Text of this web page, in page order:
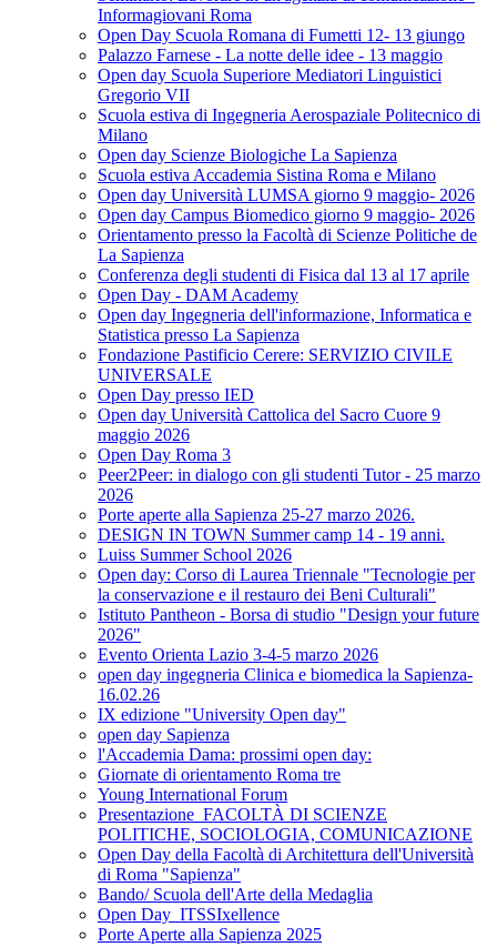
Informagiovani Roma
Open Day Scuola Romana di Fumetti 12- 13 giungo
Palazzo Farnese - La notte delle idee - 13 maggio
Open day Scuola Superiore Mediatori Linguistici
Gregorio VII
Scuola estiva di Ingegneria Aerospaziale Politecnico di
Milano
Open day Scienze Biologiche La Sapienza
Scuola estiva Accademia Sistina Roma e Milano
Open day Università LUMSA giorno 9 maggio- 2026
Open day Campus Biomedico giorno 9 maggio- 2026
Orientamento presso la Facoltà di Scienze Politiche de
La Sapienza
Conferenza degli studenti di Fisica dal 13 al 17 aprile
Open Day - DAM Academy
Open day Ingegneria dell'informazione, Informatica e
Statistica presso La Sapienza
Fondazione Pastificio Cerere: SERVIZIO CIVILE
UNIVERSALE
Open Day presso IED
Open day Università Cattolica del Sacro Cuore 9
maggio 2026
Open Day Roma 3
Peer2Peer: in dialogo con gli studenti Tutor - 25 marzo
2026
Porte aperte alla Sapienza 25-27 marzo 2026.
DESIGN IN TOWN Summer camp 14 - 19 anni.
Luiss Summer School 2026
Open day: Corso di Laurea Triennale "Tecnologie per
la conservazione e il restauro dei Beni Culturali"
Istituto Pantheon - Borsa di studio "Design your future
2026"
Evento Orienta Lazio 3-4-5 marzo 2026
open day ingegneria Clinica e biomedica la Sapienza-
16.02.26
IX edizione "University Open day"
open day Sapienza
l'Accademia Dama: prossimi open day:
Giornate di orientamento Roma tre
Young International Forum
Presentazione_FACOLTÀ DI SCIENZE
POLITICHE, SOCIOLOGIA, COMUNICAZIONE
Open Day della Facoltà di Architettura dell'Università
di Roma "Sapienza"
Bando/ Scuola dell'Arte della Medaglia
Open Day_ITSSIxellence
Porte Aperte alla Sapienza 2025